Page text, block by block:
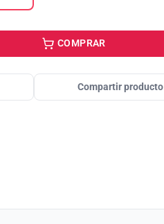
COMPRAR
Compartir producto